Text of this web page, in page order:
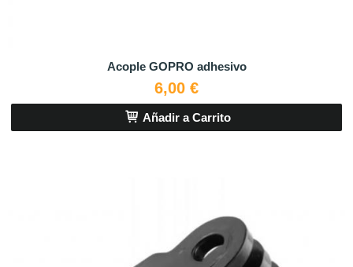
Acople GOPRO adhesivo
6,00 €
Añadir a Carrito